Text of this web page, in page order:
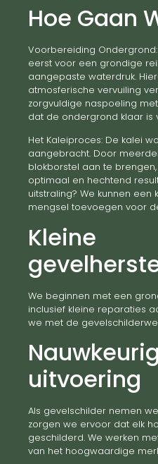
Hoe Gaan
Voorbereiding
eerst voor een grondige
aangepaste waterdruk.
atmosferische vervuiling
zorgvuldige naspoeling
dat de ondergrond klaar is
Het Kaleiproces: De kalei
aangebracht. Door
blokborstel aan te
optimaal en hechtend
uitstraling? We kunnen
mengsel toevoegen voor
Kleine
We beginnen met een
inclusief kleine reparaties
we met de
uitvoering
Als gevelschilder nemen
zorgen we ervoor dat elk
geschilderd. We werken
van het hoogwaardige